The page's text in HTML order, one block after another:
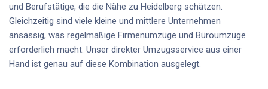
und Berufstätige, die die Nähe zu Heidelberg schätzen.
Gleichzeitig sind viele kleine und mittlere Unternehmen
ansässig, was regelmäßige Firmenumzüge und Büroumzüge
erforderlich macht. Unser direkter Umzugsservice aus einer
Hand ist genau auf diese Kombination ausgelegt.